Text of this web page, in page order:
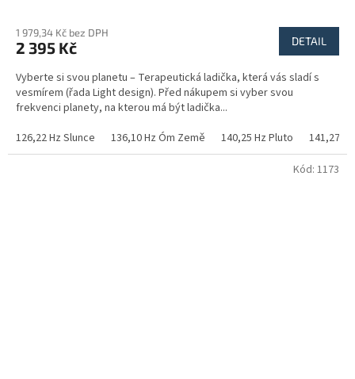
produktu
je
z
5
hvězdiček.
1 979,34 Kč bez DPH
2 395 Kč DETAIL
Vyberte si svou planetu – Terapeutická ladička, která vás sladí s
vesmírem (řada Light design). Před nákupem si vyber svou
frekvenci planety, na kterou má být ladička...
126,22 Hz Slunce
136,10 Hz Óm Země 140,25 Hz Pluto 141,27
Kód: 1173